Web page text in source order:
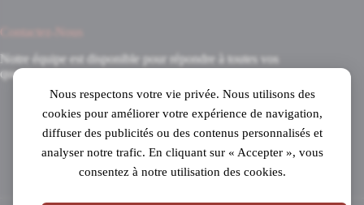
Nous respectons votre vie privée. Nous utilisons des
cookies pour améliorer votre expérience de navigation,
diffuser des publicités ou des contenus personnalisés et
analyser notre trafic. En cliquant sur « Accepter », vous
consentez à notre utilisation des cookies.
Contactez-Nous
Notre équipe est disponible pour répondre à toutes vos
questions.
8 Avenue du 8 Mai 1945
31520 Ramonville-Saint-Agne
Mardi au samedi
de 10h à 19h en continu